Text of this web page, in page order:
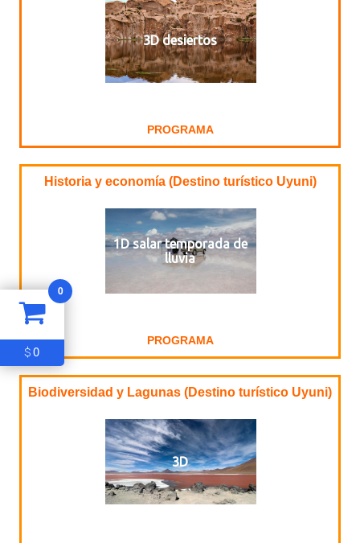
3D desiertos
PROGRAMA
Historia y economía (Destino turístico Uyuni)
1D salar temporada de
lluvia
PROGRAMA
Biodiversidad y Lagunas (Destino turístico Uyuni)
3D
0
$0